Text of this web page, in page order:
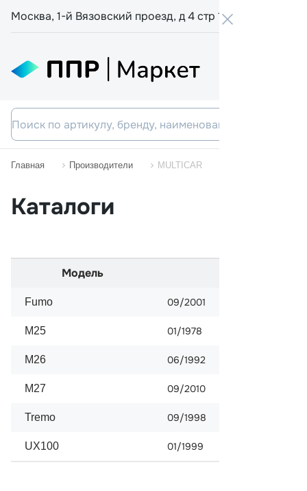
Москва, 1-й Вязовский проезд, д 4 стр 19
Главная Производители MULTICAR
Каталоги
Модель
Fumo 09/2001
M25 01/1978
M26 06/1992
M27 09/2010
Tremo 09/1998
UX100 01/1999